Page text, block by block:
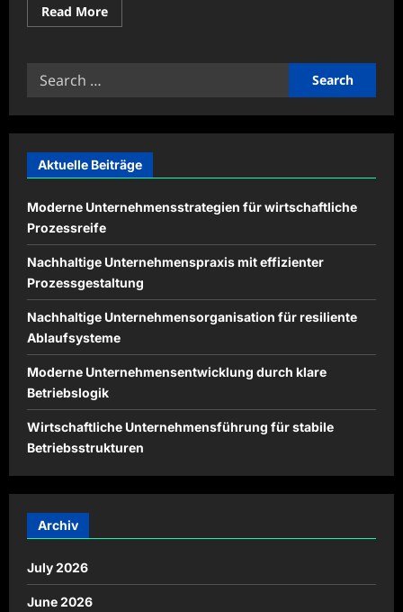
Read MoreRead
more
Search
Aktuelle Beiträge
Moderne Unternehmensstrategien für wirtschaftliche
Prozessreife
Nachhaltige Unternehmenspraxis mit effizienter
Prozessgestaltung
Nachhaltige Unternehmensorganisation für resiliente
Ablaufsysteme
Moderne Unternehmensentwicklung durch klare
Betriebslogik
Wirtschaftliche Unternehmensführung für stabile
Betriebsstrukturen
Archiv
July 2026
June 2026